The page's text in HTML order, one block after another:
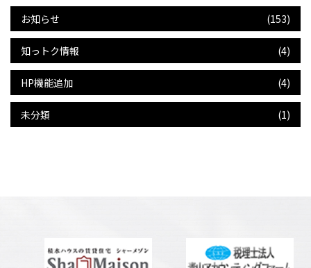
お知らせ (153)
知っトク情報 (4)
HP機能追加 (4)
未分類 (1)